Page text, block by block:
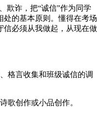
欺诈，把“诚信”作为同学
处的基本原则。懂得在考场
信必须从我做起，从现在做
格言收集和班级诚信的调
歌创作或小品创作。